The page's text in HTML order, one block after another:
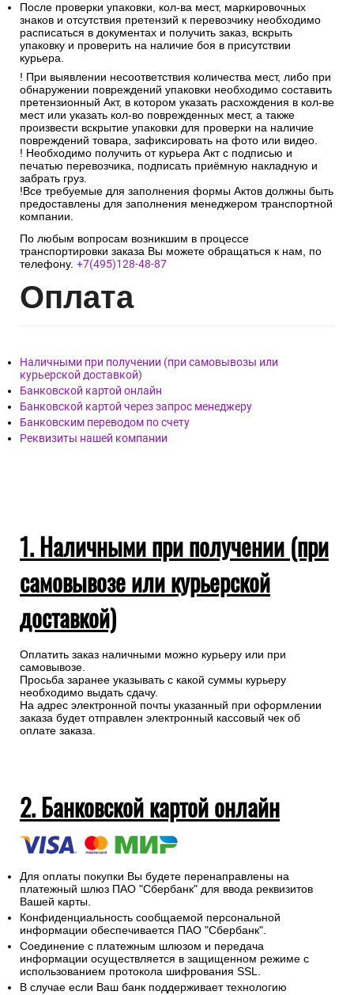
После проверки упаковки, кол-ва мест, маркировочных
знаков и отсутствия претензий к перевозчику необходимо
расписаться в документах и получить заказ, вскрыть
упаковку и проверить на наличие боя в присутствии
курьера.
! При выявлении несоответствия количества мест, либо при
обнаружении повреждений упаковки необходимо составить
претензионный Акт, в котором указать расхождения в кол-ве
мест или указать кол-во поврежденных мест, а также
произвести вскрытие упаковки для проверки на наличие
повреждений товара, зафиксировать на фото или видео.
! Необходимо получить от курьера Акт с подписью и
печатью перевозчика, подписать приёмную накладную и
забрать груз.
!Все требуемые для заполнения формы Актов должны быть
предоставлены для заполнения менеджером транспортной
компании.
По любым вопросам возникшим в процессе
транспортировки заказа Вы можете обращаться к нам, по
телефону. +7(495)128-48-87
Оплата
Наличными при получении (при самовывозы или
курьерской доставкой)
Банковской картой онлайн
Банковской картой через запрос менеджеру
Банковским переводом по счету
Реквизиты нашей компании
1. Наличными при получении (при
самовывозе или курьерской
доставкой)
Оплатить заказ наличными можно курьеру или при
самовывозе.
Просьба заранее указывать с какой суммы курьеру
необходимо выдать сдачу.
На адрес электронной почты указанный при оформлении
заказа будет отправлен электронный кассовый чек об
оплате заказа.
2. Банковской картой онлайн
Для оплаты покупки Вы будете перенаправлены на
платежный шлюз ПАО "Сбербанк" для ввода реквизитов
Вашей карты.
Конфиденциальность сообщаемой персональной
информации обеспечивается ПАО "Сбербанк".
Соединение с платежным шлюзом и передача
информации осуществляется в защищенном режиме с
использованием протокола шифрования SSL.
В случае если Ваш банк поддерживает технологию